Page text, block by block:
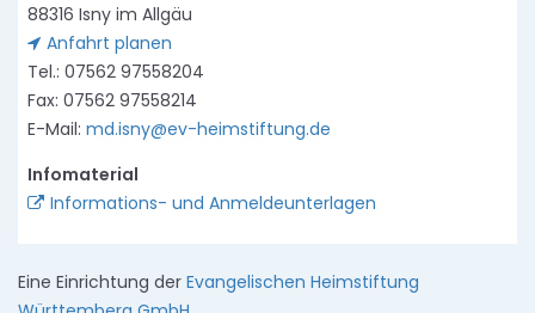
88316 Isny im Allgäu
Anfahrt planen
Tel.: 07562 97558204
Fax: 07562 97558214
E-Mail: md.isny@ev-heimstiftung.de
Infomaterial
Informations- und Anmeldeunterlagen
Eine Einrichtung der Evangelischen Heimstiftung